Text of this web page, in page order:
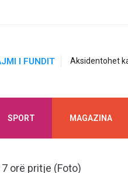
I FUNDIT Aksidentohet
SPORT MAGAZINA